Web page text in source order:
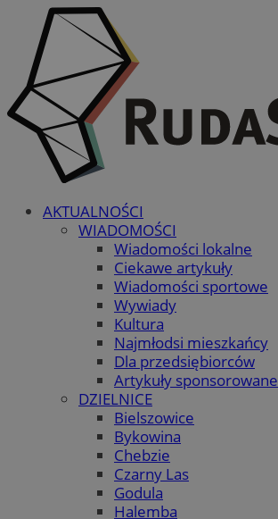
AKTUALNOŚCI
WIADOMOŚCI
Wiadomości lokalne
Ciekawe artykuły
Wiadomości sportowe
Wywiady
Kultura
Najmłodsi mieszkańcy
Dla przedsiębiorców
Artykuły sponsorowane
DZIELNICE
Bielszowice
Bykowina
Chebzie
Czarny Las
Godula
Halemba